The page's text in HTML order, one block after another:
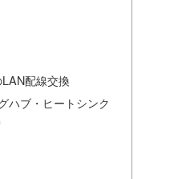
配線交換
ハブ・ヒートシンク